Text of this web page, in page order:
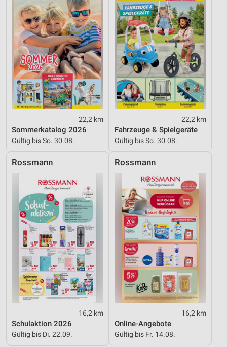
22,2 km
Sommerkatalog 2026
Gültig bis So. 30.08.
22,2 km
Fahrzeuge & Spielgeräte
Gültig bis So. 30.08.
Rossmann
16,2 km
Schulaktion 2026
Gültig bis Di. 22.09.
Rossmann
16,2 km
Online-Angebote
Gültig bis Fr. 14.08.
Funktional
Werbung